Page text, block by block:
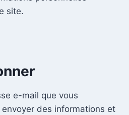
site.
e-mail que vous
des informations et